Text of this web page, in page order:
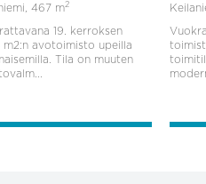
467 m2
19. kerroksen
m2:n avotoimisto upeilla
Tila on muuten